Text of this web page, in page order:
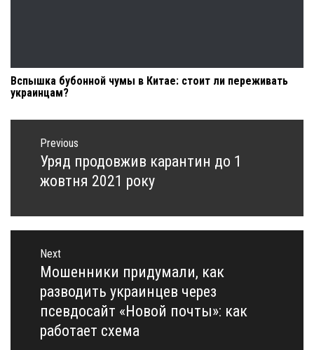
Вспышка бубонной чумы в Китае: стоит ли переживать
украинцам?
Навигация
записям
Previous
Previous
post:
Уряд продовжив карантин до 1
жовтня 2021 року
Next
Next
post:
Мошенники придумали, как
разводить украинцев через
псевдосайт «Новой почты»: как
работает схема